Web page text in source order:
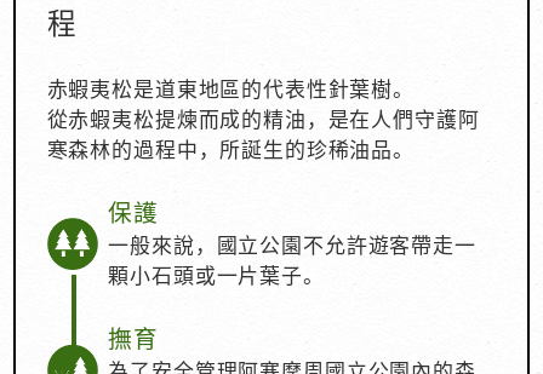
程
赤蝦夷松是道東地區的代表性針葉樹。
從赤蝦夷松提煉而成的精油，是在人們守護阿
寒森林的過程中， 所誕生的珍稀油品。
保護
一般來說，國立公園不允許遊客帶走一
顆小石頭或一片葉子。
撫育